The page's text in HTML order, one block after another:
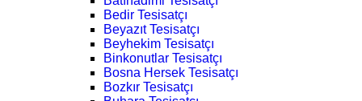
Bedir Tesisatçı
Beyazıt Tesisatçı
Beyhekim Tesisatçı
Binkonutlar Tesisatçı
Bosna Hersek Tesisatçı
Bozkır Tesisatçı